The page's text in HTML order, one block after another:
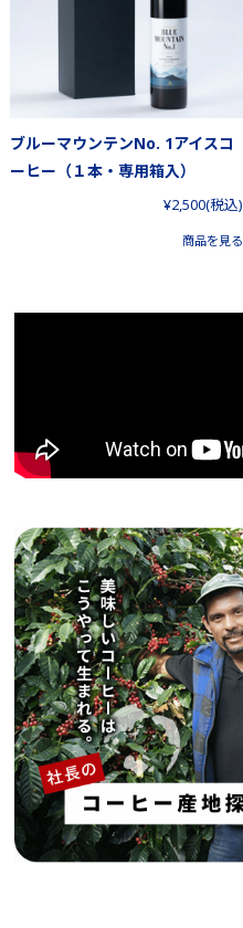
ブルーマウンテンNo. 1アイスコ
ーヒー（１本・専用箱入）
¥2,500(税込)
商品を見る